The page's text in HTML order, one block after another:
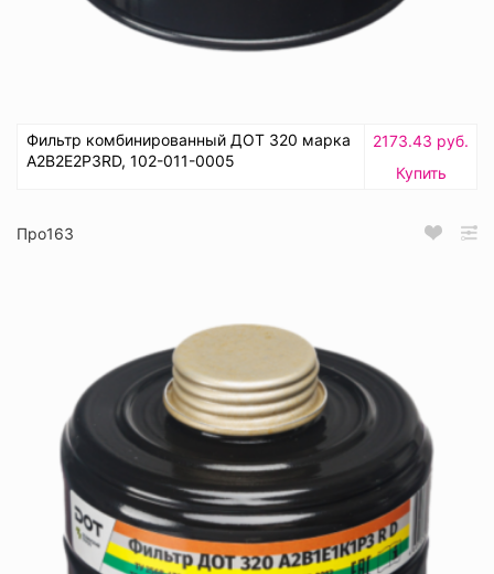
Фильтр комбинированный ДОТ 320 марка
А2В2Е2Р3RD, 102-011-0005
2173.43 руб.
Купить
Про163